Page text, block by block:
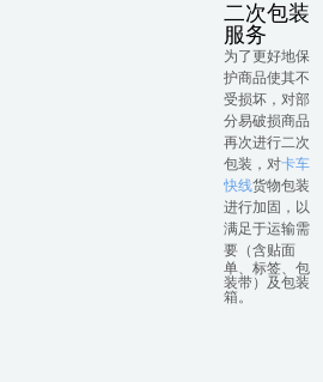
为了更好地保
护商品使其不
受损坏，对部
分易破损商品
再次进行二次
包装，对卡车
快线货物包装
进行加固，以
满足于运输需
要（含贴面
单、标签、包
装带）及包装
箱。
二次包装
服务